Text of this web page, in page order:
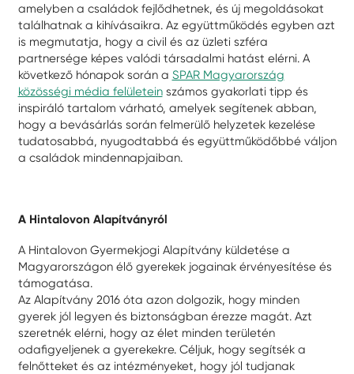
amelyben a családok fejlődhetnek, és új megoldásokat
találhatnak a kihívásaikra. Az együttműködés egyben azt
is megmutatja, hogy a civil és az üzleti szféra
partnersége képes valódi társadalmi hatást elérni. A
következő hónapok során a SPAR Magyarország
közösségi média felületeinszámos gyakorlati tipp és
inspiráló tartalom várható, amelyek segítenek abban,
hogy a bevásárlás során felmerülő helyzetek kezelése
tudatosabbá, nyugodtabbá és együttműködőbbé váljon
a családok mindennapjaiban.
A Hintalovon Alapítványról
A Hintalovon Gyermekjogi Alapítvány küldetése a
Magyarországon élő gyerekek jogainak érvényesítése és
támogatása.
Az Alapítvány 2016 óta azon dolgozik, hogy minden
gyerek jól legyen és biztonságban érezze magát. Azt
szeretnék elérni, hogy az élet minden területén
odafigyeljenek a gyerekekre. Céljuk, hogy segítsék a
felnőtteket és az intézményeket, hogy jól tudjanak